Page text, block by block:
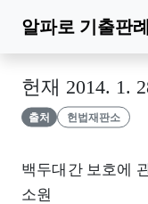
알파로 기출판례
헌재 2014. 1.
출처 헌법재판소
백두대간 보호에
소원